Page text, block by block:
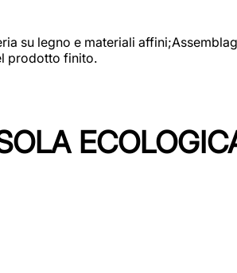
su legno e materiali
prodotto finito.